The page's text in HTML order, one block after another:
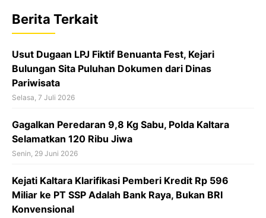
b
o
o
k
s
A
p
p
a
d
s
Berita Terkait
Usut Dugaan LPJ Fiktif Benuanta Fest, Kejari
Bulungan Sita Puluhan Dokumen dari Dinas
Pariwisata
Selasa, 7 Juli 2026
‎Gagalkan Peredaran 9,8 Kg Sabu, Polda Kaltara
Selamatkan 120 Ribu Jiwa
Senin, 29 Juni 2026
Kejati Kaltara Klarifikasi Pemberi Kredit Rp 596
Miliar ke PT SSP Adalah Bank Raya, Bukan BRI
Konvensional